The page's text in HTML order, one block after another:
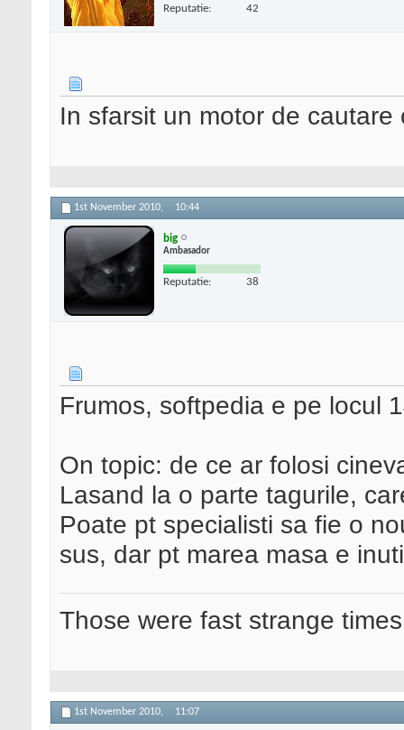
Reputatie: 42
In sfarsit un motor de
1st November 2010, 10:44
big
Ambasador
Reputatie: 38
Frumos, softpedia e pe locul
On topic: de ce ar folosi
Lasand la o parte tagurile,
Poate pt specialisti sa fie o
sus, dar pt marea masa e
Those were fast strange
1st November 2010, 11:07